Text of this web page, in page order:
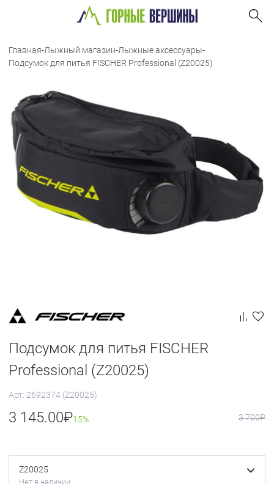
Главная-Лыжный магазин-Лыжные аксессуары-
Подсумок для питья FISCHER Professional (Z20025)
Подсумок для питья FISCHER
Professional (Z20025)
Арт: 2692374 (Z20025)
3 145.00₽15% 3 700₽
Z20025
Нет в наличии